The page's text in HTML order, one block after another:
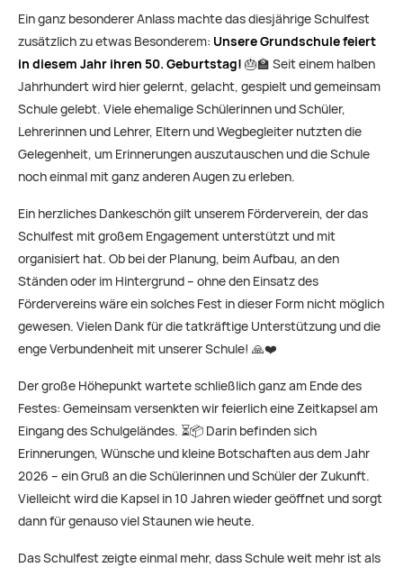
Ein ganz besonderer Anlass machte das diesjährige Schulfest
zusätzlich zu etwas Besonderem: Unsere Grundschule feiert
in diesem Jahr ihren 50. Geburtstag! 🎂🏫 Seit einem halben
Jahrhundert wird hier gelernt, gelacht, gespielt und gemeinsam
Schule gelebt. Viele ehemalige Schülerinnen und Schüler,
Lehrerinnen und Lehrer, Eltern und Wegbegleiter nutzten die
Gelegenheit, um Erinnerungen auszutauschen und die Schule
noch einmal mit ganz anderen Augen zu erleben.
Ein herzliches Dankeschön gilt unserem Förderverein, der das
Schulfest mit großem Engagement unterstützt und mit
organisiert hat. Ob bei der Planung, beim Aufbau, an den
Ständen oder im Hintergrund – ohne den Einsatz des
Fördervereins wäre ein solches Fest in dieser Form nicht möglich
gewesen. Vielen Dank für die tatkräftige Unterstützung und die
enge Verbundenheit mit unserer Schule! 🙏❤️
Der große Höhepunkt wartete schließlich ganz am Ende des
Festes: Gemeinsam versenkten wir feierlich eineZeitkapselam
Eingang des Schulgeländes. ⏳📦 Darin befinden sich
Erinnerungen, Wünsche und kleine Botschaften aus dem Jahr
2026 – ein Gruß an die Schülerinnen und Schüler der Zukunft.
Vielleicht wird die Kapsel in 10 Jahren wieder geöffnet und sorgt
dann für genauso viel Staunen wie heute.
Das Schulfest zeigte einmal mehr, dass Schule weit mehr ist als